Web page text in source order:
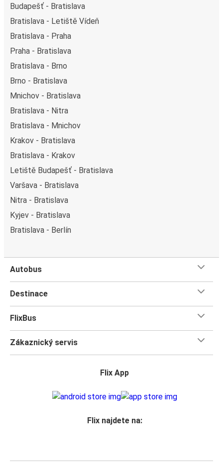
Budapešť - Bratislava
Bratislava - Letiště Vídeň
Bratislava - Praha
Praha - Bratislava
Bratislava - Brno
Brno - Bratislava
Mnichov - Bratislava
Bratislava - Nitra
Bratislava - Mnichov
Krakov - Bratislava
Bratislava - Krakov
Letiště Budapešť - Bratislava
Varšava - Bratislava
Nitra - Bratislava
Kyjev - Bratislava
Bratislava - Berlín
Autobus
Destinace
FlixBus
Zákaznický servis
Flix App
Flix najdete na: